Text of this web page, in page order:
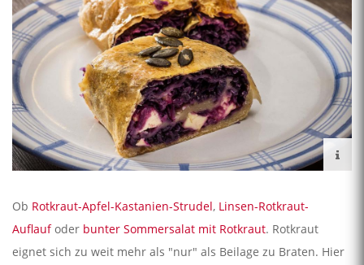
Ob Rotkraut-Apfel-Kastanien-Strudel, Linsen-Rotkraut-
Auflaufoder bunter Sommersalat mit Rotkraut. Rotkraut
eignet sich zu weit mehr als "nur" als Beilage zu Braten. Hier